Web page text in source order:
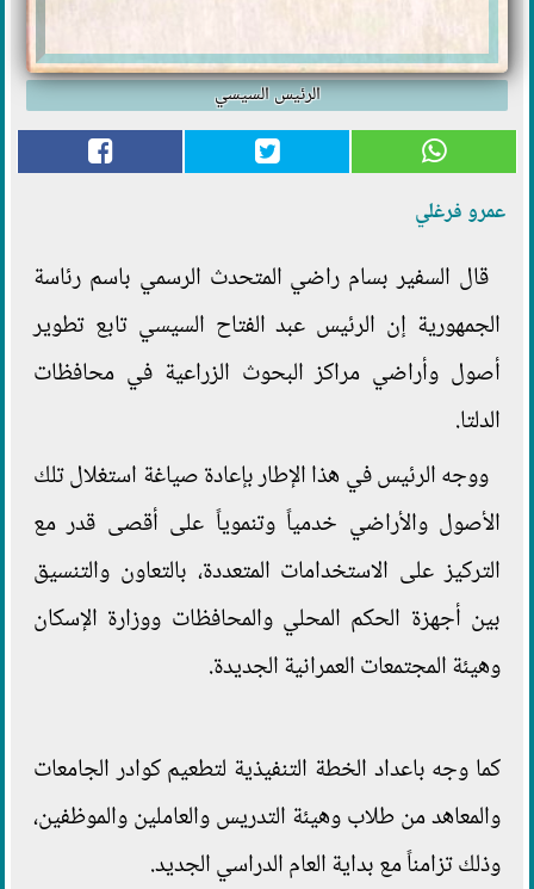
الرئيس السيسي
عمرو فرغلي
قال السفير بسام راضي المتحدث الرسمي باسم رئاسة
الجمهورية إن الرئيس عبد الفتاح السيسي تابع تطوير
أصول وأراضي مراكز البحوث الزراعية في محافظات
الدلتا.
ووجه الرئيس في هذا الإطار بإعادة صياغة استغلال تلك
الأصول والأراضي خدمياً وتنموياً على أقصى قدر مع
التركيز على الاستخدامات المتعددة، بالتعاون والتنسيق
بين أجهزة الحكم المحلي والمحافظات ووزارة الإسكان
وهيئة المجتمعات العمرانية الجديدة.
كما وجه باعداد الخطة التنفيذية لتطعيم كوادر الجامعات
والمعاهد من طلاب وهيئة التدريس والعاملين والموظفين،
وذلك تزامناً مع بداية العام الدراسي الجديد.